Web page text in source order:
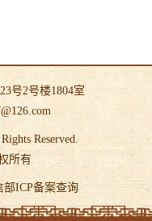
号2号楼1804室
Reserved.
所有
部ICP备案查询